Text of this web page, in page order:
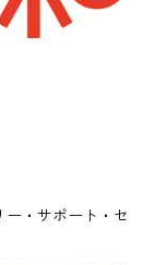
・サポート・セ